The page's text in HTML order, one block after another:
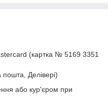
(картка № 5169 3351
Делівері)
або кур'єром при